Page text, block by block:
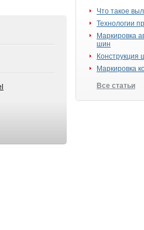
Что такое
Технологии
Маркировка
шин
Конструкция
Маркировка
Все статьи